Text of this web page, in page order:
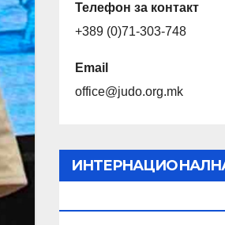
Телефон за контакт
+389 (0)71-303-748
Email
office@judo.org.mk